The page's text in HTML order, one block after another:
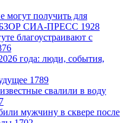
могут получить для
СИА-ПРЕСС 1928
благоустраивают с
года: люди, события,
1789
свалили в воду
мужчину в сквере после